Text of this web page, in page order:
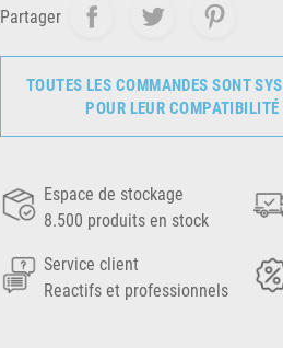
Partager
TOUTES LES COMMANDES SONT
POUR LEUR
Espace de stockage
8.500 produits en stock
Service client
Reactifs et professionnels